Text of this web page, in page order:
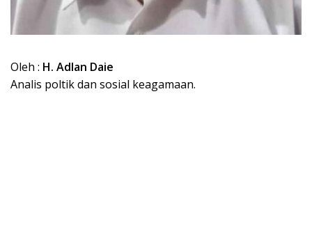
Oleh : H. Adlan Daie
Analis poltik dan sosial keagamaan.